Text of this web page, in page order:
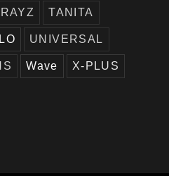
TANITA
UNIVERSAL
Wave X-PLUS